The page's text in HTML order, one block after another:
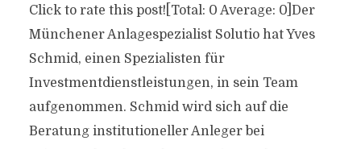
Click to rate this post![Total: 0 Average: 0]Der
Münchener Anlagespezialist Solutio hat Yves
Schmid, einen Spezialisten für
Investmentdienstleistungen, in sein Team
aufgenommen. Schmid wird sich auf die
Beratung institutioneller Anleger bei